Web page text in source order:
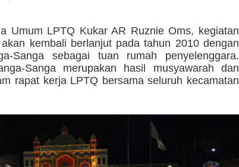
Umum LPTQ Kukar AR Ruznie Oms, kegiatan
kembali berlanjut pada tahun 2010 dengan
Sanga sebagai tuan rumah penyelenggara.
Sanga merupakan hasil musyawarah dan
rapat kerja LPTQ bersama seluruh kecamatan